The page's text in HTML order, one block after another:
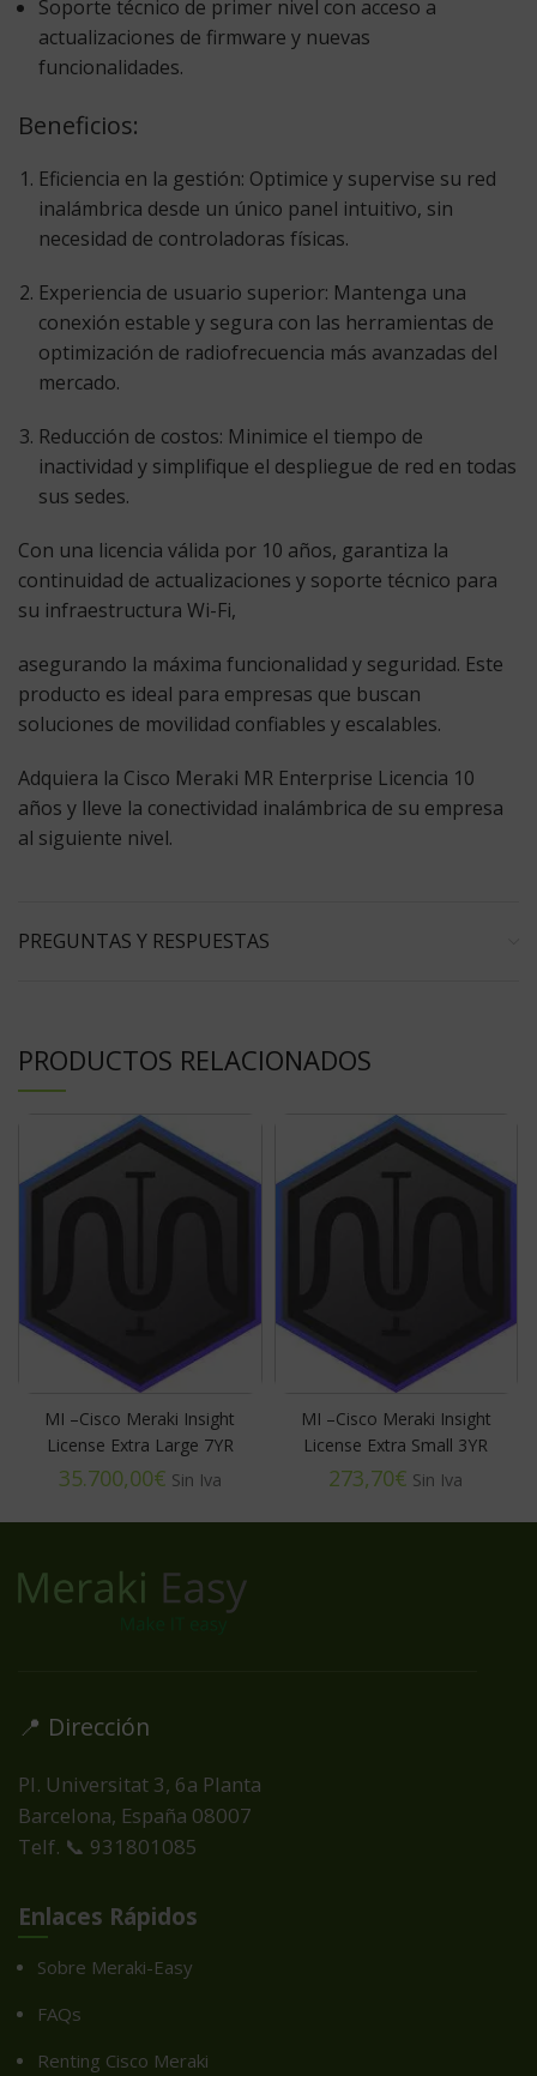
Soporte técnico de primer nivel con acceso a
actualizaciones de firmware y nuevas
funcionalidades.
Beneficios:
Eficiencia en la gestión: Optimice y supervise su red
inalámbrica desde un único panel intuitivo, sin
necesidad de controladoras físicas.
Experiencia de usuario superior: Mantenga una
conexión estable y segura con las herramientas de
optimización de radiofrecuencia más avanzadas del
mercado.
Reducción de costos: Minimice el tiempo de
inactividad y simplifique el despliegue de red en todas
sus sedes.
Con una licencia válida por 10 años, garantiza la
continuidad de actualizaciones y soporte técnico para
su infraestructura Wi-Fi,
asegurando la máxima funcionalidad y seguridad. Este
producto es ideal para empresas que buscan
soluciones de movilidad confiables y escalables.
Adquiera la Cisco Meraki MR Enterprise Licencia 10
años y lleve la conectividad inalámbrica de su empresa
al siguiente nivel.
PREGUNTAS Y RESPUESTAS
PRODUCTOS RELACIONADOS
MI –Cisco Meraki Insight
License Extra Large 7YR
€
MI –Cisco Meraki Insight
License Extra Small 3YR
€
📍 Dirección
Pl. Universitat 3, 6a Planta
Barcelona, España 08007
Telf. 📞 931801085
Enlaces Rápidos
Sobre Meraki-Easy
FAQs
Renting Cisco Meraki